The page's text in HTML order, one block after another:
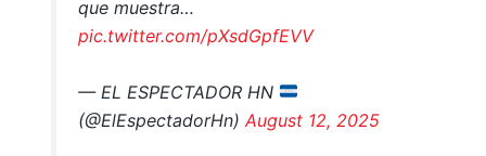
que muestra…
pic.twitter.com/pXsdGpfEVV
— EL ESPECTADOR HN
(@ElEspectadorHn) August 12, 2025